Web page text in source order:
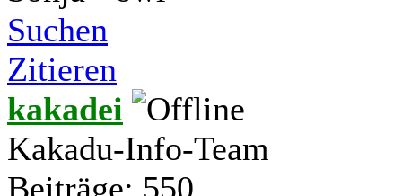
Suchen
Zitieren
kakadei
Kakadu-Info-Team
Beiträge: 550